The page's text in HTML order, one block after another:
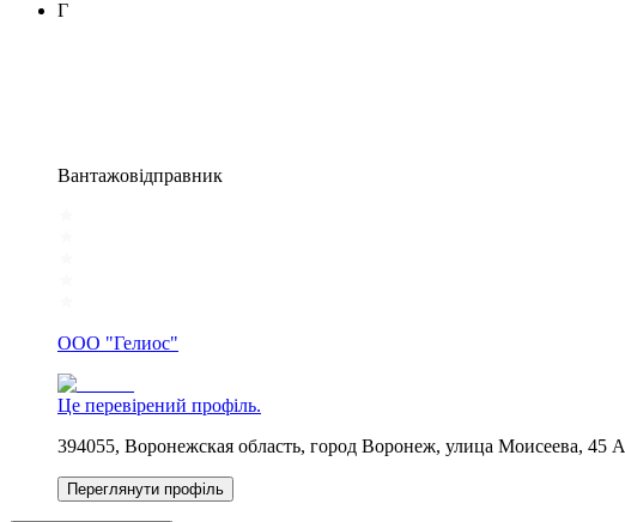
Г
Вантажовідправник
ООО "Гелиос"
Це перевірений профіль.
394055, Воронежская область, город Воронеж, улица Моисеева, 45 А
Переглянути профіль